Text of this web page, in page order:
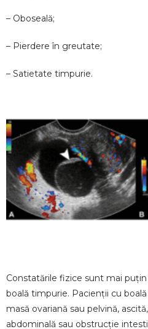
– Oboseală;
– Pierdere în greutate;
– Satietate timpurie.
Constatările fizice sunt mai
boală timpurie. Pacienții cu
masă ovariană sau pelvină,
abdominală sau obstrucție